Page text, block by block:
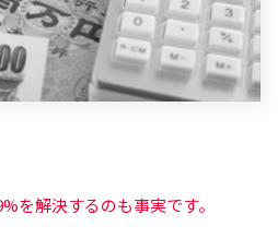
を解決するのも事実です。